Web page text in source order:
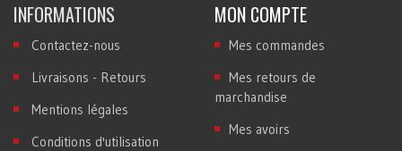
INFORMATIONS
Contactez-nous
Livraisons - Retours
Mentions légales
Conditions d'utilisation
MON COMPTE
Mes commandes
Mes retours de
marchandise
Mes avoirs